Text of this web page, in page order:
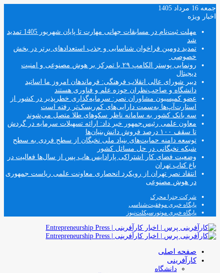
جمعه 16 مرداد 1405
اخبار ویژه
مهلت ثبت‌نام در مسابقات جهانی مهارت تا پایان شهریور 1405 تمدید
شد
تمدید دومین فراخوان شناسایی و جذب استعدادهای برتر در بخش
خصوصی
رونمایی پوستر الکامپ ۲۹ با تمرکز بر هوش مصنوعی و امنیت
دیجیتال
دبیر شورای عالی انقلاب فرهنگی: فرماندهان امروز ما اساتید
دانشگاه و صاحب‌نظران حوزه علم و فناوری هستند
عضو کمیسیون مشاوران نصر: سرمایه‌گذاری خطرپذیر در کشور از
استارت‌آپ‌ها به‌سمت دارایی‌های کم‌ریسک‌تر رفته است
سه بانک کشور به سامانه ناظر سکوهای طلا متصل می‌شوند
معاون علمی رئیس‌جمهور خبر داد: ارائه تسهیلات سرمایه در گردش
تا سقف ۱۰۰ درصد فروش دانش‌بنیان‌ها
توسعه دامنه حمایت‌های بنیاد ملی نخبگان از سطح فردی به سطح
شبکه نخبگانی در حل مسائل کشور
وضعیت فضای کار اشتراکی پارادایس هاب پس از سال‌ها فعالیت در
باغ کتاب تهران
انتقاد نصر تهران از رویکرد انحصاری معاونت علمی ریاست جمهوری
در هوش مصنوعی
شرکت چترا محرک
پایگاه خبری موفقیت‌شناسی
پایگاه خبری موتورسیکلت‌نیوز
صفحه اصلی
کارآفرینی
دانشگاه